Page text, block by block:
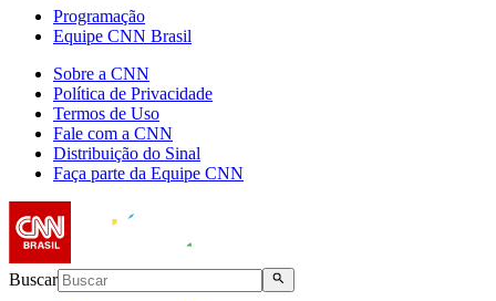
Programação
Equipe CNN Brasil
Sobre a CNN
Política de Privacidade
Termos de Uso
Fale com a CNN
Distribuição do Sinal
Faça parte da Equipe CNN
Buscar